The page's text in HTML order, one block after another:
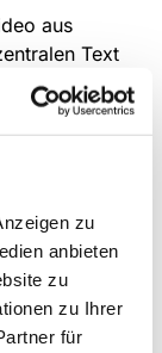
zu
anbieten
zu
zu Ihrer
für
aus
Text
überwunden
und der
wir Euch